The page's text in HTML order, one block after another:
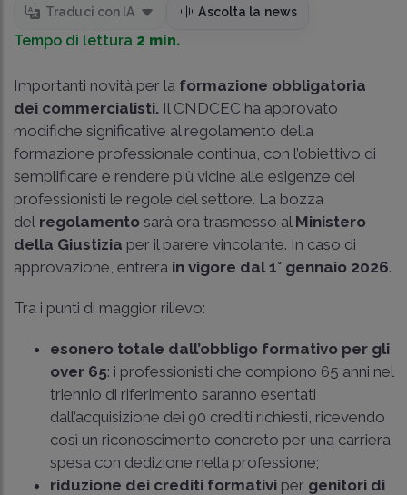
Traduci con IA Ascolta la news
Tempo di lettura 2 min.
Importanti novità per la formazione obbligatoria
dei commercialisti. Il CNDCEC ha approvato
modifiche significative al regolamento della
formazione professionale continua, con l’obiettivo di
semplificare e rendere più vicine alle esigenze dei
professionisti le regole del settore. La bozza
del regolamento sarà ora trasmesso al Ministero
della Giustizia per il parere vincolante. In caso di
approvazione, entrerà in vigore dal 1° gennaio 2026.
Tra i punti di maggior rilievo:
esonero totale dall’obbligo formativo per gli
over 65: i professionisti che compiono 65 anni nel
triennio di riferimento saranno esentati
dall’acquisizione dei 90 crediti richiesti, ricevendo
così un riconoscimento concreto per una carriera
spesa con dedizione nella professione;
riduzione dei crediti formativi per genitori di